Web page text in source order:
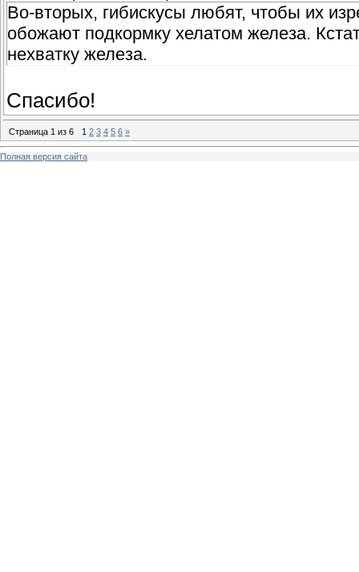
Во-вторых, гибискусы любят, чтобы их
обожают подкормку хелатом железа.
нехватку железа.
Спасибо!
Страница 1 из 6 1 2 3 4 5 6 »
Полная версия сайта